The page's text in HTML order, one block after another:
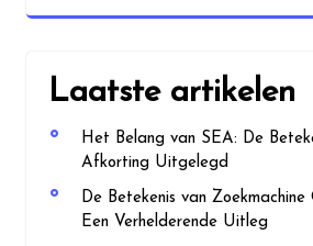
Laatste artikelen
Het Belang van SEA: De
Afkorting Uitgelegd
De Betekenis van
Een Verhelderende Uitleg